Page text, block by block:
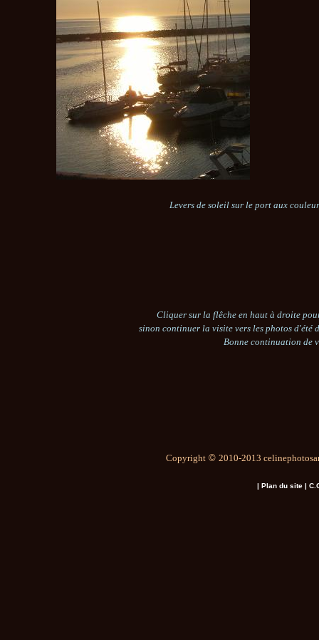
Levers de soleil sur le port aux
Cliquer sur la flêche en haut à droite
sinon continuer la visite vers les photos d'été
Bonne continuation
Copyright © 2010-2013
| Plan du site|